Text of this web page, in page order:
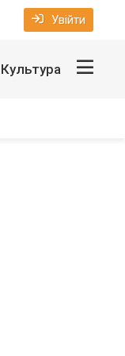
Увійти
Культура